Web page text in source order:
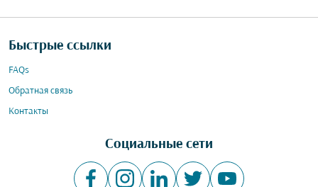
Быстрые ссылки
FAQs
Обратная связь
Контакты
Социальные сети